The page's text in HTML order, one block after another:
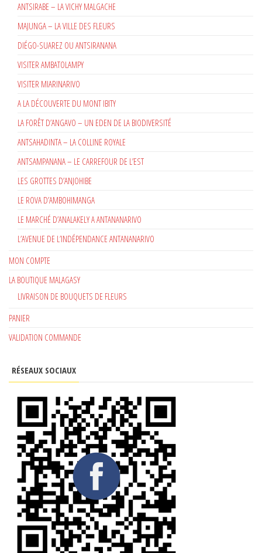
ANTSIRABE – LA VICHY MALGACHE
MAJUNGA – LA VILLE DES FLEURS
DIÉGO-SUAREZ OU ANTSIRANANA
VISITER AMBATOLAMPY
VISITER MIARINARIVO
A LA DÉCOUVERTE DU MONT IBITY
LA FORÊT D’ANGAVO – UN EDEN DE LA BIODIVERSITÉ
ANTSAHADINTA – LA COLLINE ROYALE
ANTSAMPANANA – LE CARREFOUR DE L’EST
LES GROTTES D’ANJOHIBE
LE ROVA D’AMBOHIMANGA
LE MARCHÉ D’ANALAKELY A ANTANANARIVO
L’AVENUE DE L’INDÉPENDANCE ANTANANARIVO
MON COMPTE
LA BOUTIQUE MALAGASY
LIVRAISON DE BOUQUETS DE FLEURS
PANIER
VALIDATION COMMANDE
RÉSEAUX SOCIAUX